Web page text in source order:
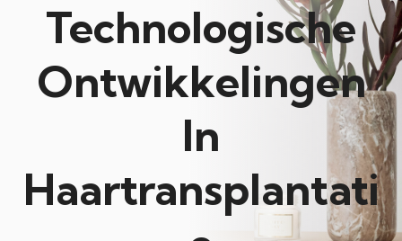
Technologische
Ontwikkelingen
In
Haartransplantati